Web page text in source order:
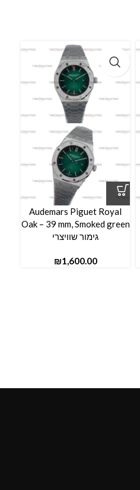
Audemars Piguet Royal
Oak – 39 mm, Smoked green
גימור שוויצרי
₪